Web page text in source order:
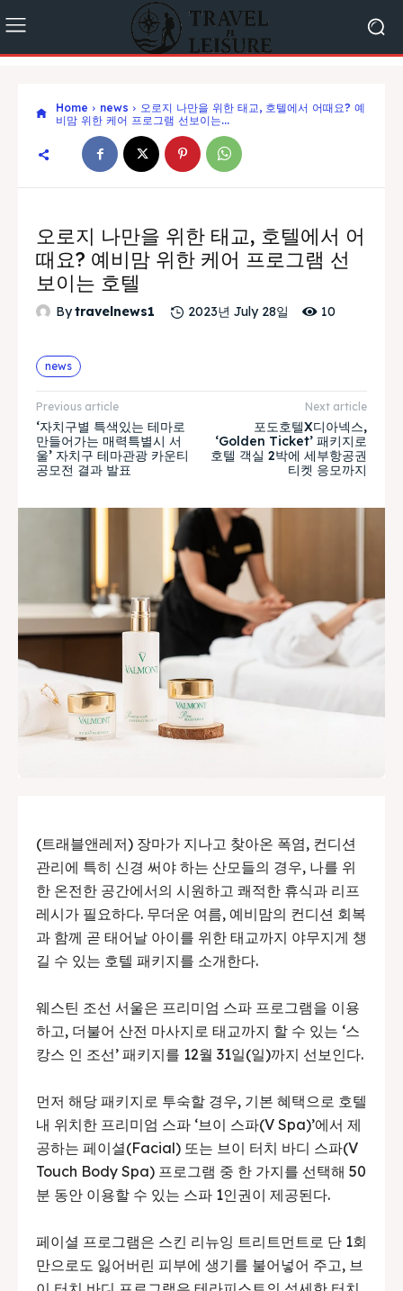
Home news
오로지 나만을 위한 태교, 호텔에서 어때요? 예
비맘 위한 케어 프로그램 선보이는...
오로지 나만을 위한 태교, 호텔에서 어
때요? 예비맘 위한 케어 프로그램 선
보이는 호텔
Bytravelnews1 2023년 July 28일 10
news
Previous article
‘자치구별 특색있는 테마로
만들어가는 매력특별시 서
울’ 자치구 테마관광 카운티
공모전 결과 발표
Next article
포도호텔X디아넥스,
‘Golden Ticket’ 패키지로
호텔 객실 2박에 세부항공권
티켓 응모까지
(트래블앤레저) 장마가 지나고 찾아온 폭염, 컨디션
관리에 특히 신경 써야 하는 산모들의 경우, 나를 위
한 온전한 공간에서의 시원하고 쾌적한 휴식과 리프
레시가 필요하다. 무더운 여름, 예비맘의 컨디션 회복
과 함께 곧 태어날 아이를 위한 태교까지 야무지게 챙
길 수 있는 호텔 패키지를 소개한다.
웨스틴 조선 서울은 프리미엄 스파 프로그램을 이용
하고, 더불어 산전 마사지로 태교까지 할 수 있는 ‘스
캉스 인 조선’ 패키지를 12월 31일(일)까지 선보인다.
먼저 해당 패키지로 투숙할 경우, 기본 혜택으로 호텔
내 위치한 프리미엄 스파 ‘브이 스파(V Spa)’에서 제
공하는 페이셜(Facial) 또는 브이 터치 바디 스파(V
Touch Body Spa) 프로그램 중 한 가지를 선택해 50
분 동안 이용할 수 있는 스파 1인권이 제공된다.
페이셜 프로그램은 스킨 리뉴잉 트리트먼트로 단 1회
만으로도 잃어버린 피부에 생기를 불어넣어 주고, 브